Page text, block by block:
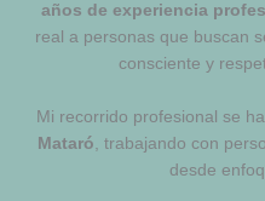
años de experiencia
real a personas que buscan
consciente y
Mi recorrido profesional se
Mataró, trabajando con
desde